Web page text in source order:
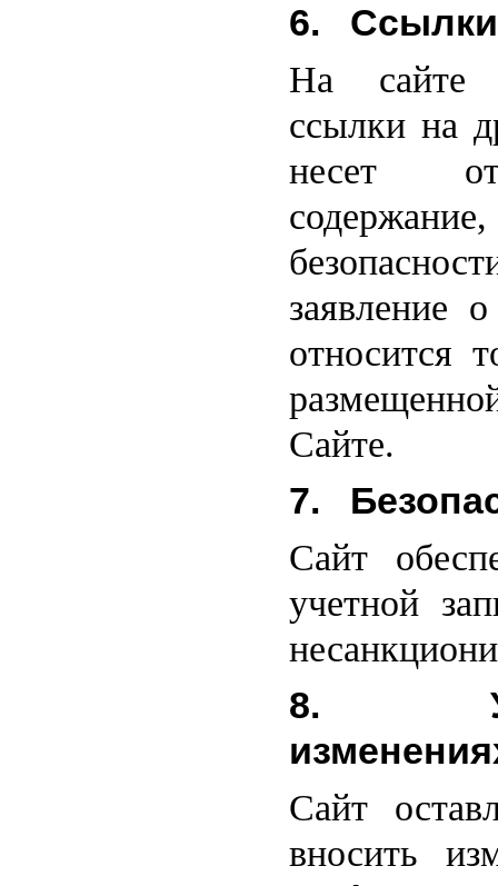
6. Ссылки
На сайте
ссылки на
несет
заявление
относится
Сайте.
7.
Сайт
учетной
8.
Сайт
вносить